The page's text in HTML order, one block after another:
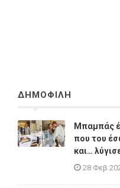
ΔΗΜΟΦΙΛΗ
Μπαμπάς
που του
και…
28 Φεβ